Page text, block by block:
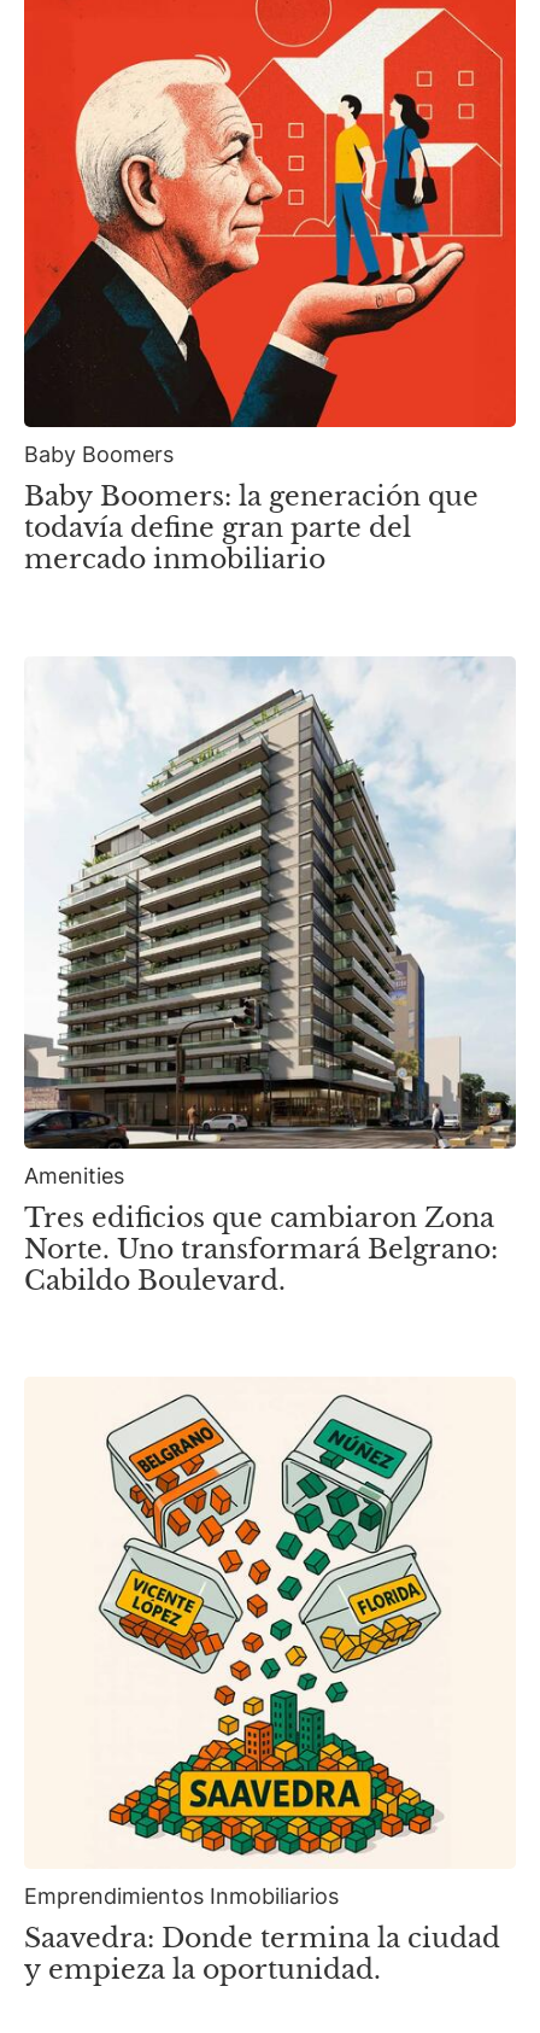
Baby Boomers
Baby Boomers: la generación que
todavía define gran parte del
mercado inmobiliario
Amenities
Tres edificios que cambiaron Zona
Norte. Uno transformará Belgrano:
Cabildo Boulevard.
Emprendimientos Inmobiliarios
Saavedra: Donde termina la ciudad
y empieza la oportunidad.